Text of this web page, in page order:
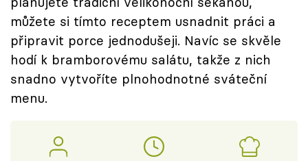
můžete si tímto receptem usnadnit práci a
připravit porce jednodušeji. Navíc se skvěle
hodí k bramborovému salátu, takže z nich
snadno vytvoříte plnohodnotné sváteční
menu.